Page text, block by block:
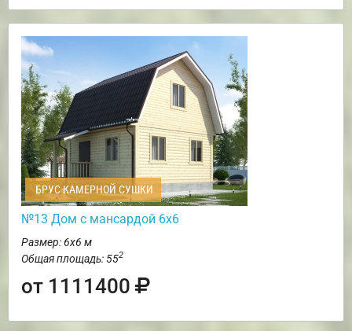
БРУС КАМЕРНОЙ СУШКИ
№13 Дом с мансардой 6х6
Размер: 6х6 м
Общая площадь: 552
от 1111400